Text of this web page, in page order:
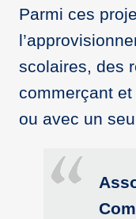
Parmi ces
scolaires, des
commerçant
ou avec un